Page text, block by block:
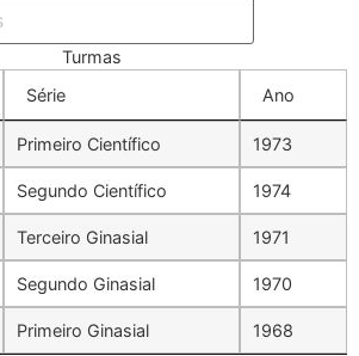
Turmas
Série Ano
Primeiro Científico 1973
Segundo Científico 1974
Terceiro Ginasial 1971
Segundo Ginasial 1970
Primeiro Ginasial 1968